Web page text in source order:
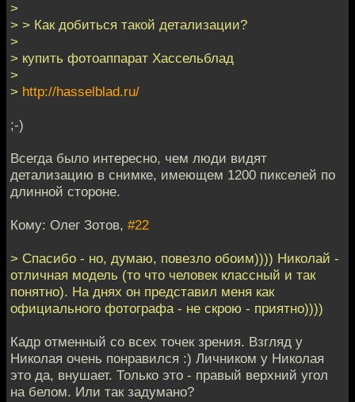
>
> > Как добиться такой детализации?
>
> купить фотоаппарат Хассельблад
>
> http://hasselblad.ru/
;-)
Всегда было интересно, чем люди видят
детализацию в снимке, имеющем 1200 пикселей по
длинной стороне.
Кому: Олег Зотов, #22
> Спасибо - но, думаю, повезло обоим)))) Николай -
отличная модель (то что человек классный и так
понятно). На днях он представил меня как
официального фотографа - не скрою - приятно))))
Кадр отменный со всех точек зрения. Взгляд у
Николая очень понравился :) Личником у Николая
это да, внушает. Только это - правый верхний угол
на белом. Или так задумано?